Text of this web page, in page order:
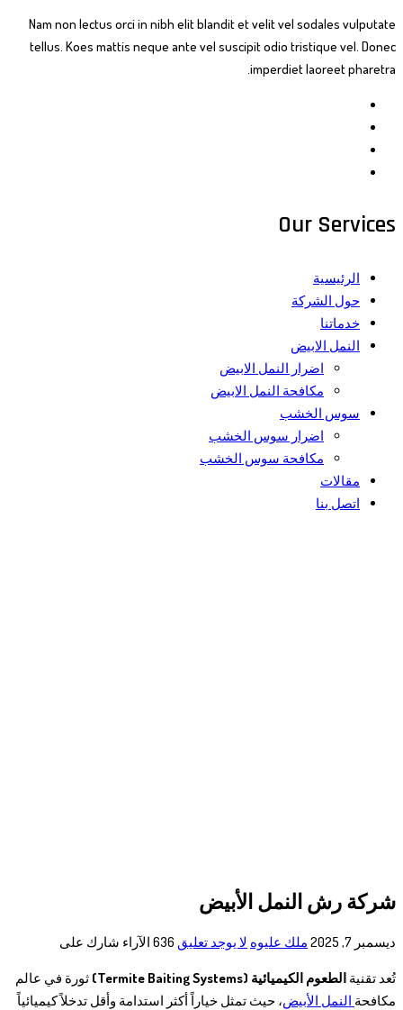
Nam non lectus orci in nibh elit blandit et velit vel sodales vulputate
tellus. Koes mattis neque ante vel suscipit odio tristique vel. Donec
imperdiet laoreet pharetra.
Our Services
الرئيسية
حول الشركة
خدماتنا
النمل الابيض
اضرار النمل الابيض
مكافحة النمل الابيض
سوس الخشب
اضرار سوس الخشب
مكافحة سوس الخشب
مقالات
اتصل بنا
شركة رش النمل الأبيض
ديسمبر 7, 2025 ملك عليوه لا يوجد تعليق 636الآراءشارك على
تُعد تقنيةالطعوم الكيميائية (Termite Baiting Systems)
ثورة في عالم
مكافحةالنمل الأبيض، حيث تمثل خياراً أكثر استدامة وأقل تدخلاً كيميائياً